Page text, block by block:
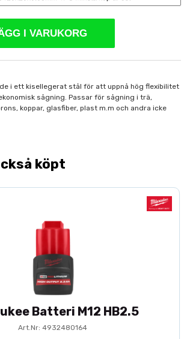
I VARUKORG
i ett kisellegerat stål för att uppnå hög flexibilitet
sågning. Passar för sågning i trä,
koppar, glasfiber, plast m.m och andra icke
köpt
Batteri M12 HB2.5
Art.Nr: 4932480164